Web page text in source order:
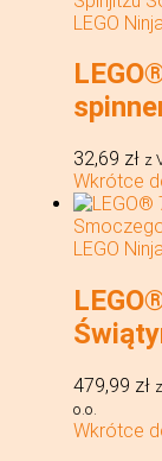
LEGO
32,69 zł z
Wkrótce
LEGO
479,99 zł
o.o.
Wkrótce